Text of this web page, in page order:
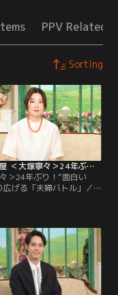
PPV Related
Sorting
徹子の部屋 ＜大塚寧々＞24年ぶり！“面白い夫”と繰り広げる「夫婦バトル」（2026/08/05放送分）
＞24年ぶり！“面白い
広げる「夫婦バトル」／
ぶりの出演！透明感のあ
力で、ドラマや映画で活
と小中高が同じ学校で、
！現在58歳になる大塚さ
は28年前、人生で最大
いた”という理由が…！？
婚した夫は、俳優の田辺